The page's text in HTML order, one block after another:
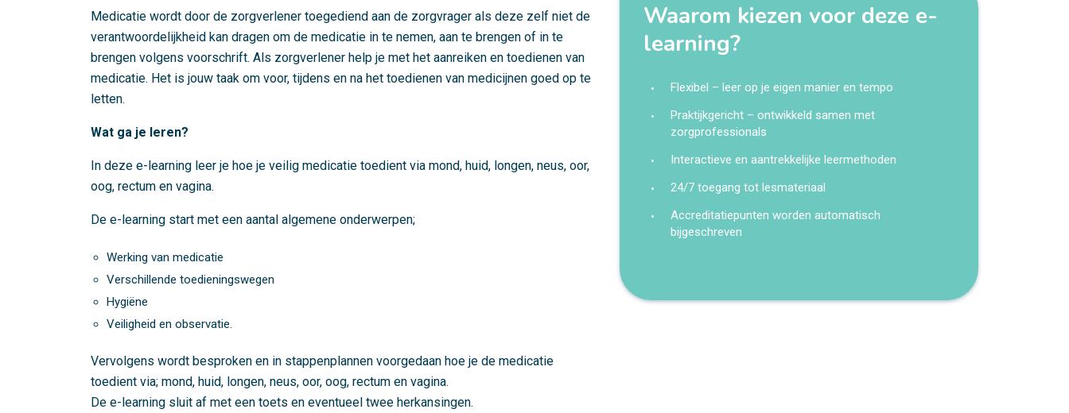
Medicatie wordt door de zorgverlener toegediend aan de zorgvrager als deze zelf niet de
verantwoordelijkheid kan dragen om de medicatie in te nemen, aan te brengen of in te
brengen volgens voorschrift. Als zorgverlener help je met het aanreiken en toedienen van
medicatie. Het is jouw taak om voor, tijdens en na het toedienen van medicijnen goed op te
letten.
Wat ga je leren?
In deze e-learning leer je hoe je veilig medicatie toedient via mond, huid, longen, neus, oor,
oog, rectum en vagina.
De e-learning start met een aantal algemene onderwerpen;
Werking van medicatie
Verschillende toedieningswegen
Hygiëne
Veiligheid en observatie.
Vervolgens wordt besproken en in stappenplannen voorgedaan hoe je de medicatie
toedient via; mond, huid, longen, neus, oor, oog, rectum en vagina.
De e-learning sluit af met een toets en eventueel twee herkansingen.
Waarom kiezen voor deze e-
learning?
Flexibel – leer op je eigen manier en tempo
Praktijkgericht – ontwikkeld samen met
zorgprofessionals
Interactieve en aantrekkelijke leermethoden
24/7 toegang tot lesmateriaal
Accreditatiepunten worden automatisch
bijgeschreven